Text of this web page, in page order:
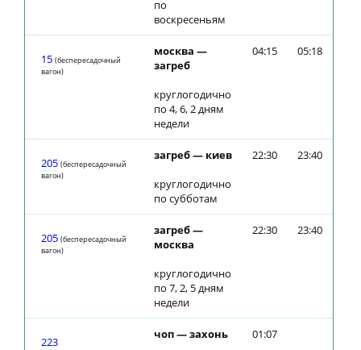
по
воскресеньям
15 (беспересадочный
вагон)
москва —
загреб
круглогодично
по 4, 6, 2 дням
недели
04:15 05:18
205 (беспересадочный
вагон)
загреб — киев
круглогодично
по субботам
22:30 23:40
205 (беспересадочный
вагон)
загреб —
москва
круглогодично
по 7, 2, 5 дням
недели
22:30 23:40
223
чоп — захонь
01:07